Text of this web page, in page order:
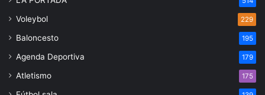
Voleybol 229
Baloncesto 195
Agenda Deportiva 179
Atletismo 175